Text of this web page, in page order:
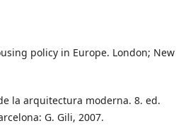
policy in Europe. London; New
la arquitectura moderna. 8. ed.
G. Gili, 2007.